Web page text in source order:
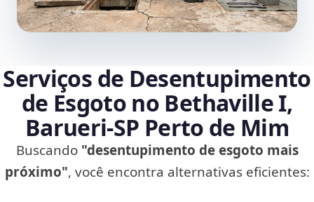
Serviços de Desentupimento
de Esgoto no Bethaville I,
Barueri‑SP Perto de Mim
Buscando "desentupimento de esgoto mais
próximo", você encontra alternativas eficientes: